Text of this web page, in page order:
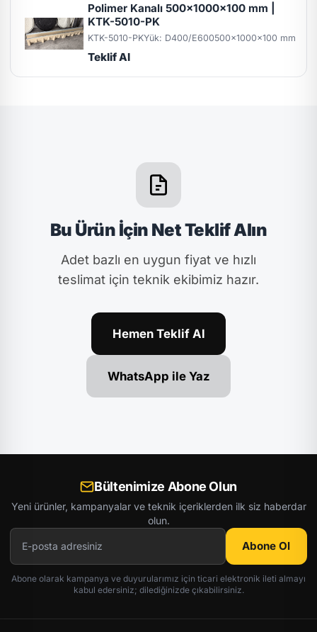
Polimer Kanalı 500x1000x100 mm |
KTK-5010-PK
KTK-5010-PKYük: D400/E600500x1000x100 mm
Teklif Al
Bu Ürün İçin Net Teklif Alın
Adet bazlı en uygun fiyat ve hızlı
teslimat için teknik ekibimiz hazır.
Hemen Teklif Al
WhatsApp ile Yaz
Bültenimize Abone Olun
Yeni ürünler, kampanyalar ve teknik içeriklerden ilk siz haberdar
olun.
Abone Ol
Abone olarak kampanya ve duyurularımız için ticari elektronik ileti almayı
kabul edersiniz; dilediğinizde çıkabilirsiniz.